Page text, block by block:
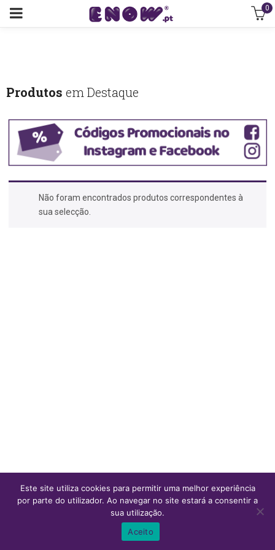
0
Ver Carrinho
Lista de desejos
Produtos em Destaque
Não foram encontrados produtos correspondentes à
sua selecção.
Este site utiliza cookies para permitir uma melhor experiência
por parte do utilizador. Ao navegar no site estará a consentir a
sua utilização.
Aceito